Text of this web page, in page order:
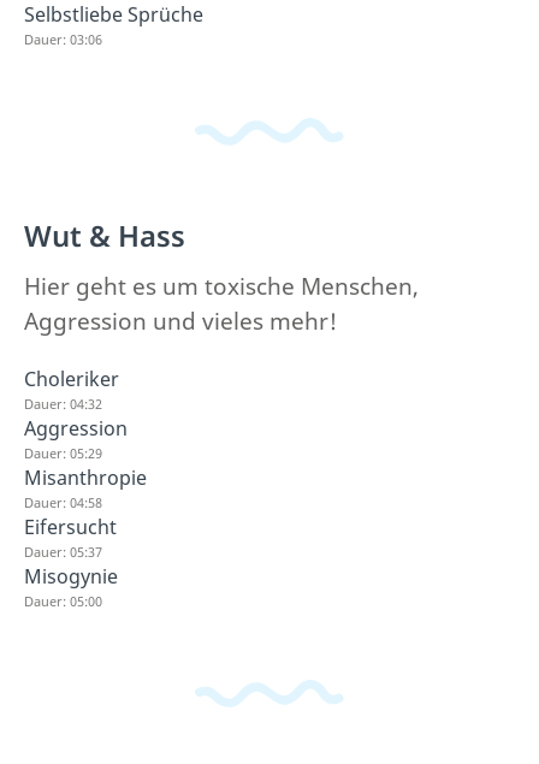
Selbstliebe Sprüche
Dauer: 03:06
Wut & Hass
Hier geht es um toxische Menschen,
Aggression und vieles mehr!
Choleriker
Dauer: 04:32
Aggression
Dauer: 05:29
Misanthropie
Dauer: 04:58
Eifersucht
Dauer: 05:37
Misogynie
Dauer: 05:00